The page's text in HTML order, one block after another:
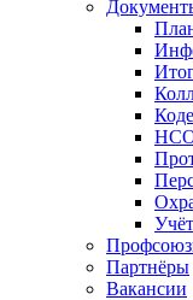
Партнёры
Вакансии